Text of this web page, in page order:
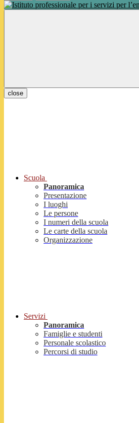
close
Scuola
Panoramica
Presentazione
I luoghi
Le persone
I numeri della scuola
Le carte della scuola
Organizzazione
Servizi
Panoramica
Famiglie e studenti
Personale scolastico
Percorsi di studio